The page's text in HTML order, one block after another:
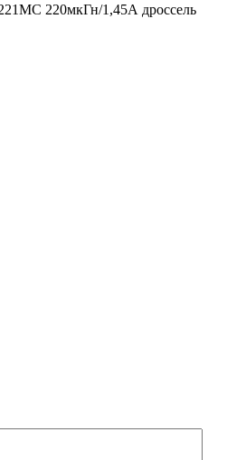
220мкГн/1,45А дроссель